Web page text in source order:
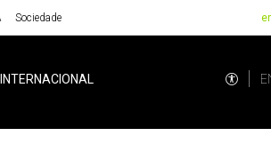
Sociedade
INTERNACIONAL